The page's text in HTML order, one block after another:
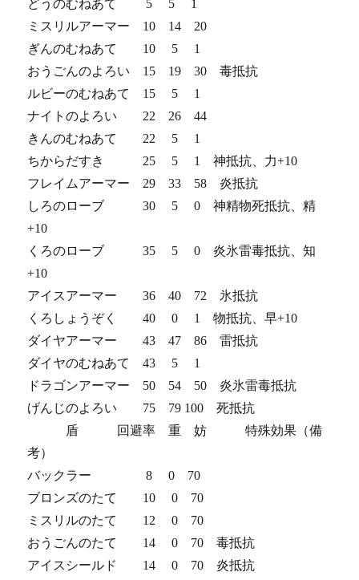
どうのむねあて 5 5 1
ミスリルアーマー 10 14 20
ぎんのむねあて 10 5 1
おうごんのよろい 15 19 30 毒抵抗
ルビーのむねあて 15 5 1
ナイトのよろい 22 26 44
きんのむねあて 22 5 1
ちからだすき 25 5 1 神抵抗、力+10
フレイムアーマー 29 33 58 炎抵抗
しろのローブ 30 5 0 神精物死抵抗、精
+10
くろのローブ 35 5 0 炎氷雷毒抵抗、知
+10
アイスアーマー 36 40 72 氷抵抗
くろしょうぞく 40 0 1 物抵抗、早+10
ダイヤアーマー 43 47 86 雷抵抗
ダイヤのむねあて 43 5 1
ドラゴンアーマー 50 54 50 炎氷雷毒抵抗
げんじのよろい 75 79 100 死抵抗
盾 回避率 重 妨 特殊効果（備
考）
バックラー 8 0 70
ブロンズのたて 10 0 70
ミスリルのたて 12 0 70
おうごんのたて 14 0 70 毒抵抗
アイスシールド 14 0 70 炎抵抗